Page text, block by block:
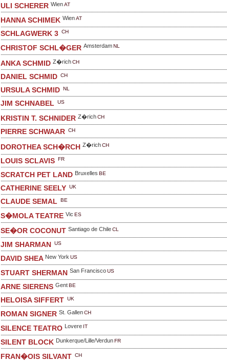
ULI SCHERER WienAT
HANNA SCHIMEK WienAT
SCHLAGWERK 3 CH
CHRISTOF SCHL�GER AmsterdamNL
ANKA SCHMID Z�richCH
DANIEL SCHMID CH
URSULA SCHMID NL
JIM SCHNABEL US
KRISTIN T. SCHNIDER Z�richCH
PIERRE SCHWAAR CH
DOROTHEA SCH�RCH Z�richCH
LOUIS SCLAVIS FR
SCRATCH PET LAND Bruxelles BE
CATHERINE SEELY UK
CLAUDE SEMAL BE
S�MOLA TEATRE Vic ES
SE�OR COCONUT Santiago de ChileCL
JIM SHARMAN US
DAVID SHEA New York US
STUART SHERMAN San FranciscoUS
ARNE SIERENS GentBE
HELOISA SIFFERT UK
ROMAN SIGNER St. GallenCH
SILENCE TEATRO Lovere IT
SILENT BLOCK Dunkerque/Lille/VerdunFR
FRAN�OIS SILVANT CH